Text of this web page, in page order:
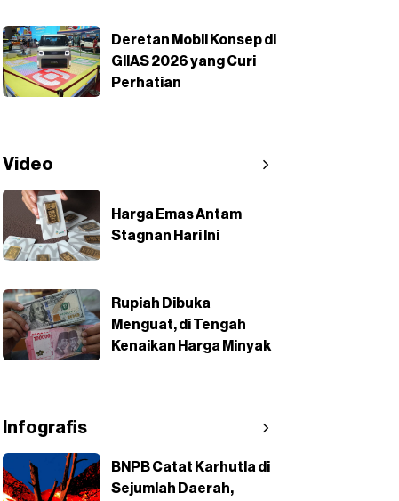
Deretan Mobil Konsep di
GIIAS 2026 yang Curi
Perhatian
Video
Harga Emas Antam
Stagnan Hari Ini
Rupiah Dibuka
Menguat, di Tengah
Kenaikan Harga Minyak
Infografis
BNPB Catat Karhutla di
Sejumlah Daerah,